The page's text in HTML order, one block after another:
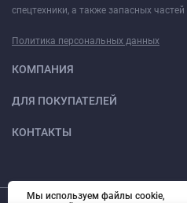
спецтехники, а также запасных частей
Политика персональных данных
КОМПАНИЯ
ДЛЯ ПОКУПАТЕЛЕЙ
КОНТАКТЫ
Мы используем файлы cookie,